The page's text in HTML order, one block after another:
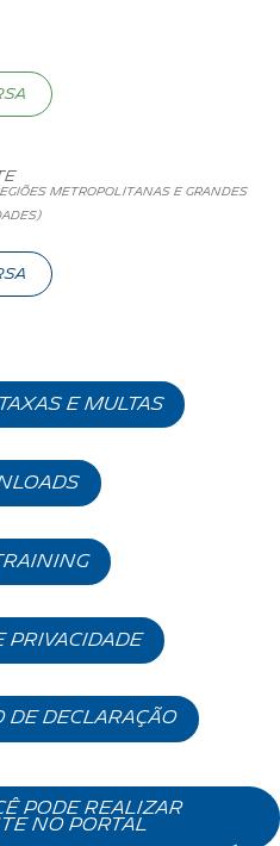
METROPOLITANAS E GRANDES
e multas
privacidade
DE DECLARAÇÃO
PODE REALIZAR
NO PORTAL